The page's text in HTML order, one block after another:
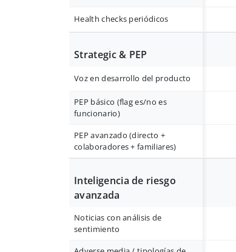
Health checks periódicos
Strategic & PEP
Voz en desarrollo del producto
PEP básico (flag es/no es
funcionario)
PEP avanzado (directo +
colaboradores + familiares)
Inteligencia de riesgo
avanzada
Noticias con análisis de
sentimiento